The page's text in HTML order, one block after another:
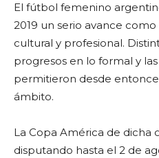
El fútbol femenino
2019 un serio avance
cultural y profesional.
progresos en lo formal y
permitieron desde
ámbito.
La Copa América de dicha
disputando hasta el 2 de